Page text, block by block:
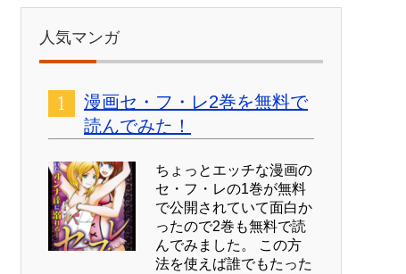
人気マンガ
漫画セ・フ・レ2巻を無料で
読んでみた！
ちょっとエッチな漫画の
セ・フ・レの1巻が無料
で公開されていて面白か
ったので2巻も無料で読
んでみました。 この方
法を使えば誰でもたった